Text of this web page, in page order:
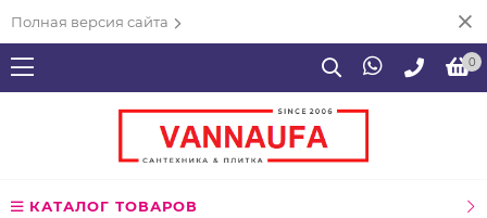
Полная версия сайта
0
КАТАЛОГ ТОВАРОВ